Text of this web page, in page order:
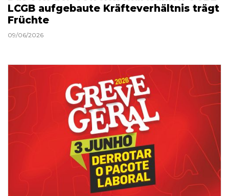
LCGB aufgebaute Kräfteverhältnis trägt
Früchte
09/06/2026